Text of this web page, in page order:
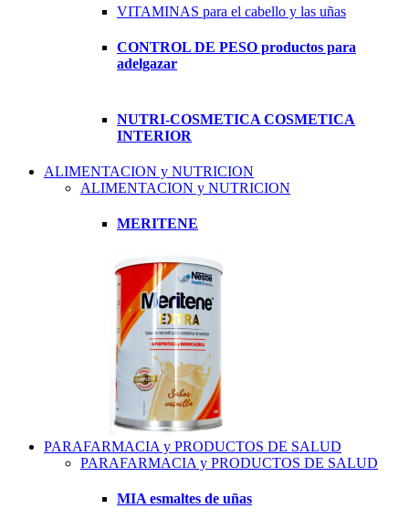
VITAMINAS para el cabello y las uñas
CONTROL DE PESO productos para
adelgazar
NUTRI-COSMETICA COSMETICA
INTERIOR
ALIMENTACION y NUTRICION
ALIMENTACION y NUTRICION
MERITENE
PARAFARMACIA y PRODUCTOS DE SALUD
PARAFARMACIA y PRODUCTOS DE SALUD
MIA esmaltes de uñas